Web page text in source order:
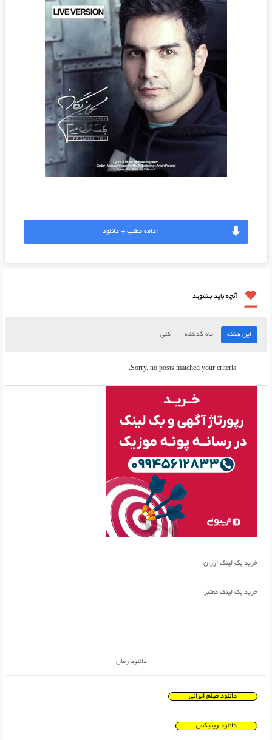
ادامه مطلب + دانلود
آنچه باید بشنوید
این هفته ماه گذشته کلی
Sorry, no posts matched your criteria.
خرید بک لینک ارزان
خرید بک لینک معتبر
دانلود رمان
دانلود فیلم ایرانی
دانلود ریمیکس